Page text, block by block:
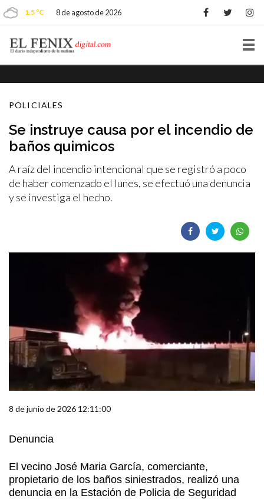
1.5 ºC 8 de agosto de 2026
POLICIALES
Se instruye causa por el incendio de
baños quimicos
A raíz del incendio intencional que se registró a poco
de haber comenzado el lunes, se efectuó una denuncia
y se investiga el hecho.
8 de junio de 2026 12:11:00
Denuncia
El vecino José Maria García, comerciante,
propietario de los baños siniestrados, realizó una
denuncia en la Estación de Policia de Seguridad